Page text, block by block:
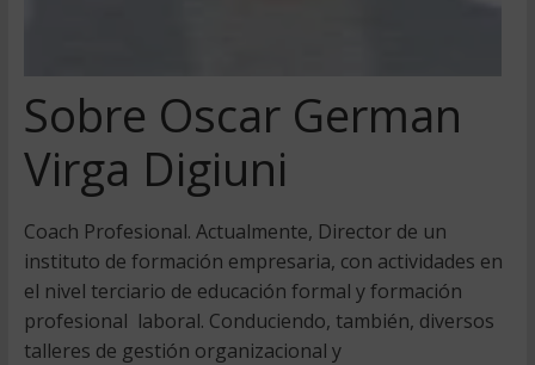
Sobre Oscar German
Virga Digiuni
Coach Profesional. Actualmente, Director de un
instituto de formación empresaria, con actividades en
el nivel terciario de educación formal y formación
profesional  laboral. Conduciendo, también, diversos
talleres de gestión organizacional y